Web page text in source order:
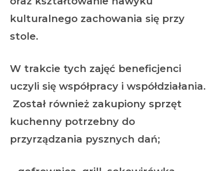
kulturalnego zachowania się przy
stole.
W trakcie tych zajęć beneficjenci
uczyli się współpracy i współdziałania.
Został również zakupiony sprzęt
kuchenny potrzebny do
przyrządzania pysznych dań;